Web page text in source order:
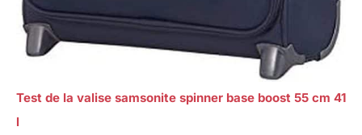
Test de la valise samsonite spinner base boost 55 cm 41
l